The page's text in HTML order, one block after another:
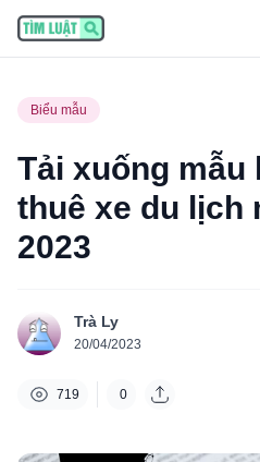
Biểu mẫu
Tải xuống mẫu
thuê xe du lịch
2023
Trà Ly
20/04/2023
719 0